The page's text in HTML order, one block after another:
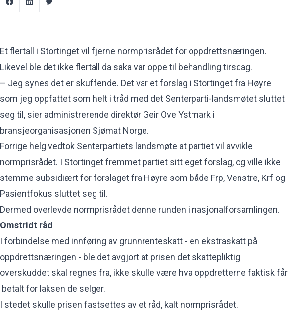
Et flertall i Stortinget vil fjerne normprisrådet for oppdrettsnæringen.
Likevel ble det ikke flertall da saka var oppe til behandling tirsdag.
– Jeg synes det er skuffende. Det var et forslag i Stortinget fra Høyre
som jeg oppfattet som helt i tråd med det Senterparti-landsmøtet sluttet
seg til, sier administrerende direktør Geir Ove Ystmark i
bransjeorganisasjonen Sjømat Norge.
Forrige helg vedtok Senterpartiets landsmøte at partiet vil avvikle
normprisrådet. I Stortinget fremmet partiet sitt eget forslag, og ville ikke
stemme subsidiært for forslaget fra Høyre som både Frp, Venstre, Krf og
Pasientfokus sluttet seg til.
Dermed overlevde normprisrådet denne runden i nasjonalforsamlingen.
Omstridt råd
I forbindelse med innføring av grunnrenteskatt - en ekstraskatt på
oppdrettsnæringen - ble det avgjort at prisen det skattepliktig
overskuddet skal regnes fra, ikke skulle være hva oppdretterne faktisk får
betalt for laksen de selger.
I stedet skulle prisen fastsettes av et råd, kalt normprisrådet.